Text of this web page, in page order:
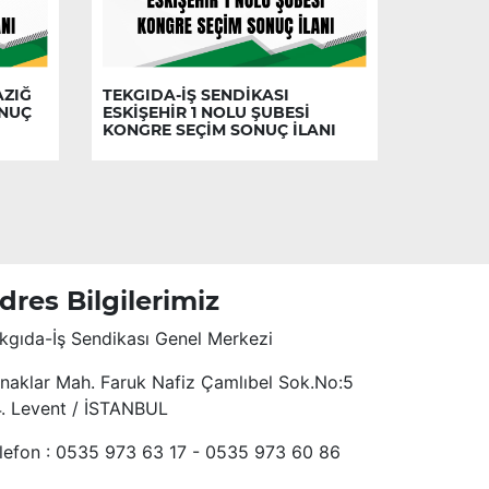
TEKGIDA-İŞ SENDİKASI
ESKİŞEHİR 1 NOLU ŞUBESİ
KONGRE SEÇİM SONUÇ İLANI
Bilgilerimiz
İş Sendikası Genel Merkezi
Mah. Faruk Nafiz Çamlıbel Sok.No:5
Levent / İSTANBUL
: 0535 973 63 17 - 0535 973 60 86